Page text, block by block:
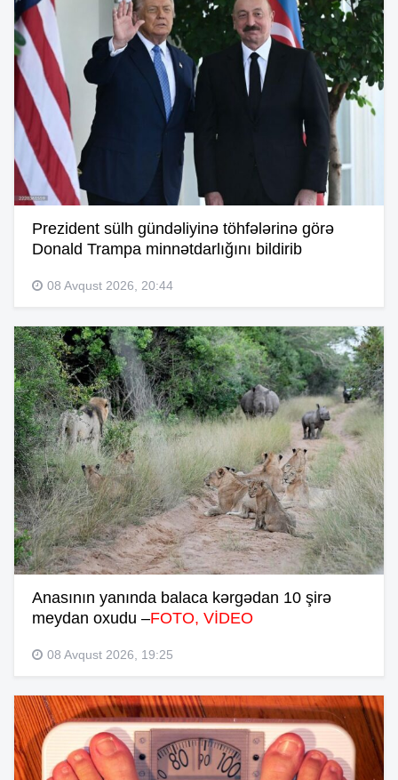
Prezident sülh gündəliyinə töhfələrinə görə
Donald Trampa minnətdarlığını bildirib
08 Avqust 2026, 20:44
Anasının yanında balaca kərgədan 10 şirə
meydan oxudu –FOTO, VİDEO
08 Avqust 2026, 19:25